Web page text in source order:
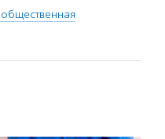
общественная